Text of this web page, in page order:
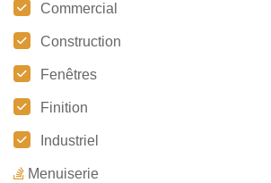
Commercial
Construction
Fenêtres
Finition
Industriel
Menuiserie